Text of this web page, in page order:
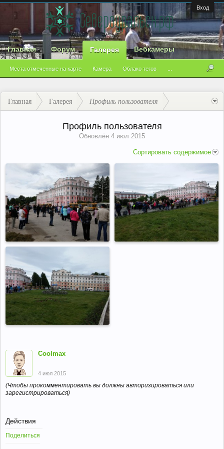
Вход
Главная Форум Галерея
Места отмеченные на карте Камера Облако тегов
Вебкамеры
Главная Галерея Профиль пользователя
Профиль пользователя
Обновлён 4 июл 2015
Сортировать содержимое
Coolmax
4 июл 2015
(Чтобы прокомментировать вы должны авторизироваться или
зарегистрироваться)
Действия
Поделиться